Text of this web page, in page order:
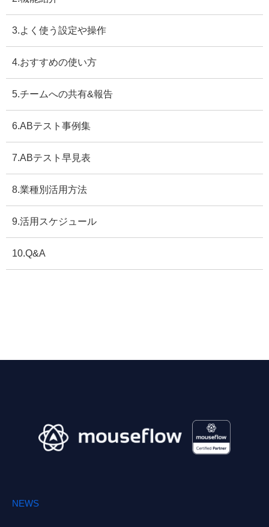
3.よく使う設定や操作
4.おすすめの使い方
5.チームへの共有&報告
6.ABテスト事例集
7.ABテスト早見表
8.業種別活用方法
9.活用スケジュール
10.Q&A
NEWS